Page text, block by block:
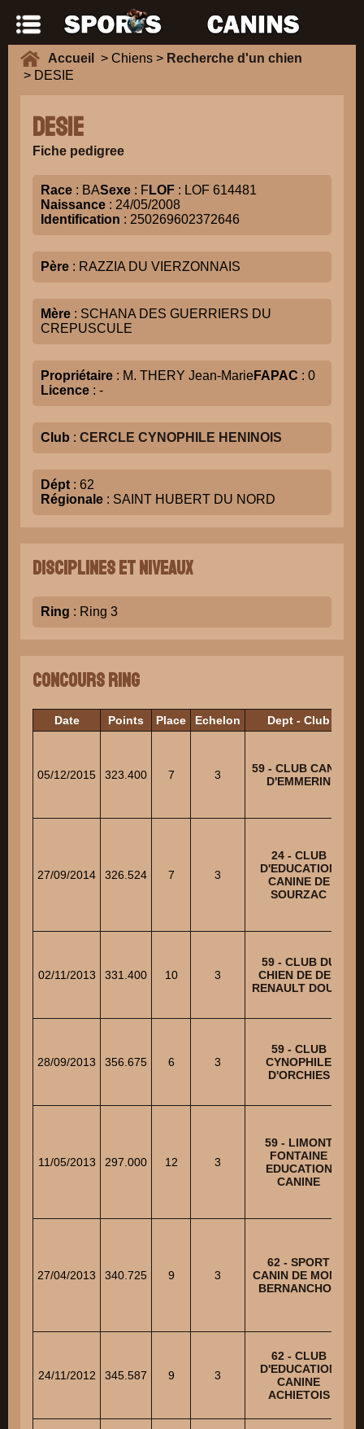
Accueil > Chiens > Recherche d'un chien
> DESIE
DESIE
Fiche pedigree
Race : BASexe : FLOF : LOF 614481
Naissance : 24/05/2008
Identification : 250269602372646
Père : RAZZIA DU VIERZONNAIS
Mère : SCHANA DES GUERRIERS DU
CREPUSCULE
Propriétaire : M. THERY Jean-MarieFAPAC : 0
Licence : -
Club : CERCLE CYNOPHILE HENINOIS
Dépt : 62
Régionale : SAINT HUBERT DU NORD
Disciplines et niveaux
Ring : Ring 3
Concours Ring
Date Points Place Echelon Dept - Club
05/12/2015 323.400 7 3
59 - CLUB CANIN
D'EMMERIN
27/09/2014 326.524 7 3
24 - CLUB
D'EDUCATION
CANINE DE
SOURZAC
02/11/2013 331.400 10 3
59 - CLUB DU
CHIEN DE DEF.
RENAULT DOUAI
28/09/2013 356.675 6 3
59 - CLUB
CYNOPHILE
D'ORCHIES
11/05/2013 297.000 12 3
59 - LIMONT
FONTAINE
EDUCATION
CANINE
27/04/2013 340.725 9 3
62 - SPORT
CANIN DE MONT
BERNANCHON
24/11/2012 345.587 9 3
62 - CLUB
D'EDUCATION
CANINE
ACHIETOIS